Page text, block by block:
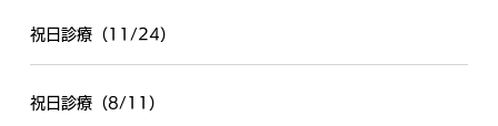
祝日診療（11/24）
祝日診療（8/11）